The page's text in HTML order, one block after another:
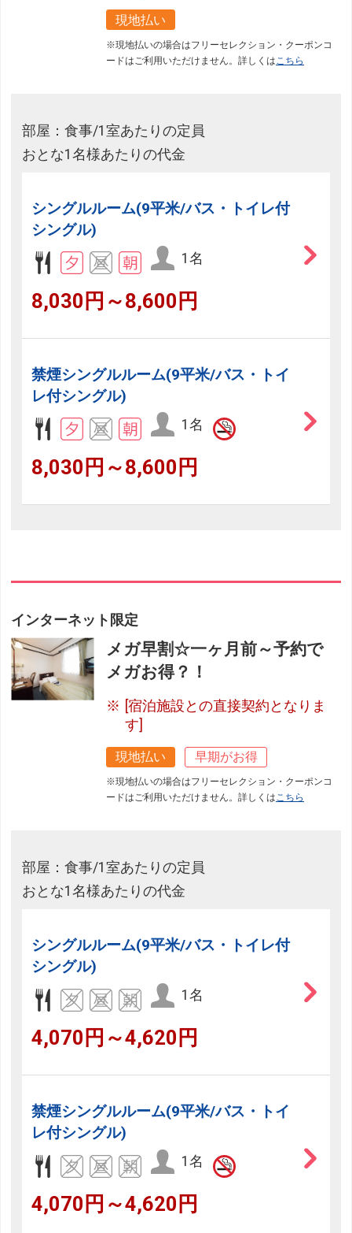
現地払い
※現地払いの場合はフリーセレクション・クーポンコ
ードはご利用いただけません。詳しくは こちら
部屋：食事/1室あたりの定員
おとな1名様あたりの代金
シングルルーム(9平米/バス・トイレ付
シングル)
1名
8,030円～8,600円
禁煙シングルルーム(9平米/バス・トイ
レ付シングル)
1名
8,030円～8,600円
インターネット限定
メガ早割☆一ヶ月前～予約で
メガお得？！
[宿泊施設との直接契約となりま
す]
現地払い 早期がお得
※現地払いの場合はフリーセレクション・クーポンコ
ードはご利用いただけません。詳しくはこちら
部屋：食事/1室あたりの定員
おとな1名様あたりの代金
シングルルーム(9平米/バス・トイレ付
シングル)
1名
4,070円～4,620円
禁煙シングルルーム(9平米/バス・トイ
レ付シングル)
1名
4,070円～4,620円